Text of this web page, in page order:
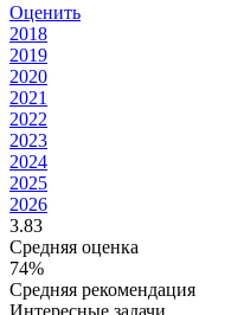
Оценить
2018
2019
2020
2021
2022
2023
2024
2025
2026
3.83
Средняя оценка
74%
Средняя рекомендация
Интересные задачи